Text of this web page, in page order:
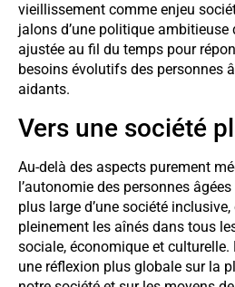
vieillissement comme enjeu
jalons d’une politique ambitieuse
ajustée au fil du temps pour
besoins évolutifs des personnes
aidants.
Vers une société
Au-delà des aspects purement
l’autonomie des personnes
plus large d’une société inclusive,
pleinement les aînés dans tous
sociale, économique et culturelle.
une réflexion plus globale sur la